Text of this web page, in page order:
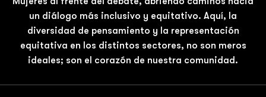
un diálogo más inclusivo y equitativo. Aquí, la
diversidad de pensamiento y la representación
equitativa en los distintos sectores, no son meros
ideales; son el corazón de nuestra comunidad.